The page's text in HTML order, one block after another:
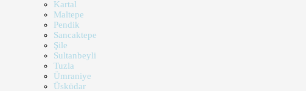
Kartal
Maltepe
Pendik
Sancaktepe
Şile
Sultanbeyli
Tuzla
Ümraniye
Üsküdar